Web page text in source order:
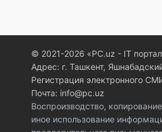
© 2021-2026 «PC.uz - IT
Адрес: г. Ташкент,
Регистрация электронного
Почта: info@pc.uz
Воспроизводство,
иное использование